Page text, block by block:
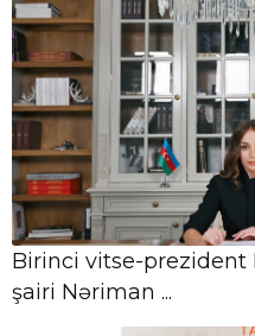
07 Avqust,
14:39
Nazir Rəşad
Birinci vitse-prezident
şairi Nəriman ...